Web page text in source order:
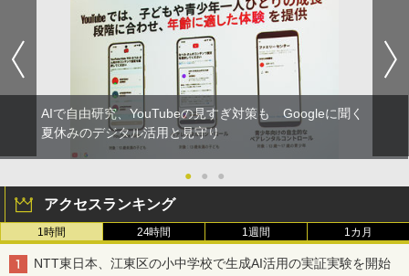
AIで自由研究、YouTubeの見すぎ対策も Googleに聞く
夏休みのデジタル活用と見守り
● ● ●
アクセスランキング
1時間 24時間 1週間 1カ月
NTT東日本、江東区の小中学校で生成AI活用の実証実験を開始